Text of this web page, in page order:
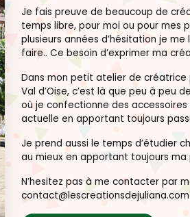
Je fais preuve de beaucoup de
temps libre, pour moi ou pour mes
plusieurs années d’hésitation je
faire.. Ce besoin d’exprimer ma
Dans mon petit atelier de créatrice
Val d’Oise, c’est là que peu à peu
où je confectionne des
actuelle en apportant toujours
Je prend aussi le temps d’étudier
au mieux en apportant toujours
N’hesitez pas à me contacter par